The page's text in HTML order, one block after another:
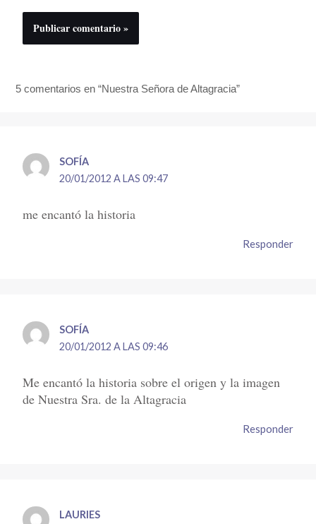
5 comentarios en “Nuestra Señora de Altagracia”
SOFÍA
20/01/2012 A LAS 09:47
me encantó la historia
Responder
SOFÍA
20/01/2012 A LAS 09:46
Me encantó la historia sobre el origen y la imagen
de Nuestra Sra. de la Altagracia
Responder
LAURIES